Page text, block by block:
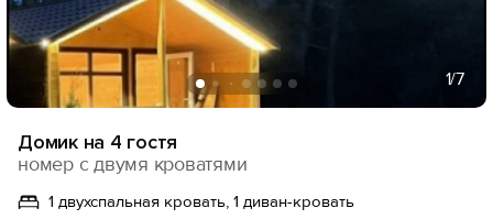
1/7
Домик на 4 гостя
номер с двумя кроватями
1 двухспальная кровать, 1 диван-кровать